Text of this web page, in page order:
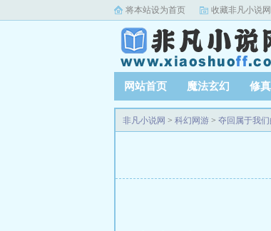
将本站设为首页 收藏非凡小说网
网站首页 魔法玄幻 修
非凡小说网 > 科幻网游 > 夺回属于我